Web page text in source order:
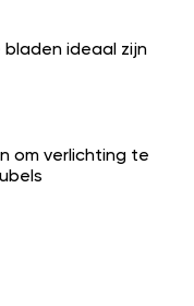
bladen ideaal zijn
om verlichting te